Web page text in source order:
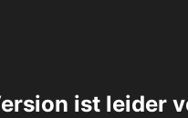
ist leider